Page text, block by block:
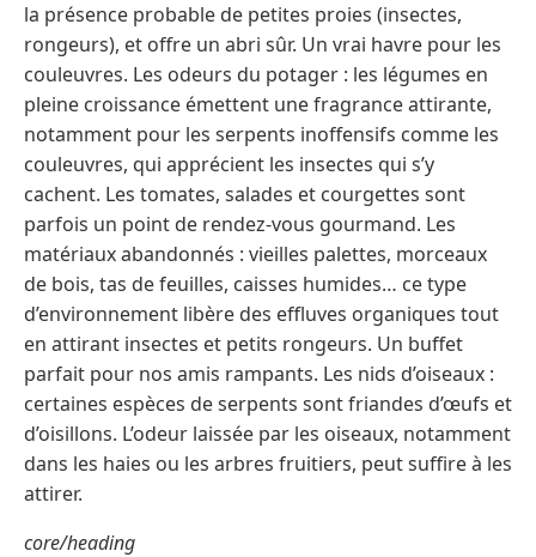
la présence probable de petites proies (insectes,
rongeurs), et offre un abri sûr. Un vrai havre pour les
couleuvres. Les odeurs du potager : les légumes en
pleine croissance émettent une fragrance attirante,
notamment pour les serpents inoffensifs comme les
couleuvres, qui apprécient les insectes qui s’y
cachent. Les tomates, salades et courgettes sont
parfois un point de rendez-vous gourmand. Les
matériaux abandonnés : vieilles palettes, morceaux
de bois, tas de feuilles, caisses humides… ce type
d’environnement libère des effluves organiques tout
en attirant insectes et petits rongeurs. Un buffet
parfait pour nos amis rampants. Les nids d’oiseaux :
certaines espèces de serpents sont friandes d’œufs et
d’oisillons. L’odeur laissée par les oiseaux, notamment
dans les haies ou les arbres fruitiers, peut suffire à les
attirer.
core/heading